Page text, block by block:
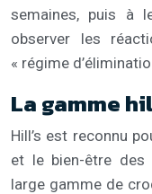
semaines, puis à
observer les
« régime
La gamme
Hill’s est reconnu
et le bien-être des
large gamme de